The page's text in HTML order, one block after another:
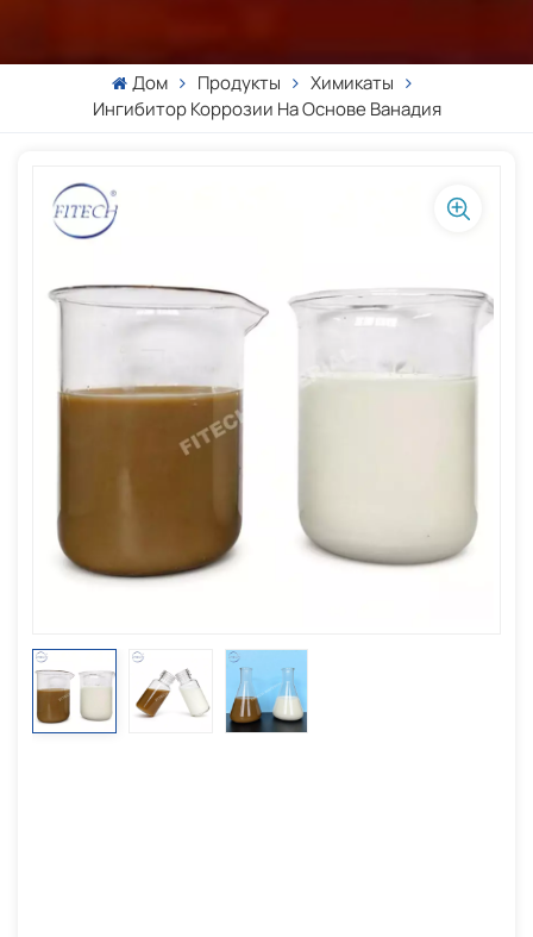
Дом Продукты
Химикаты
Ингибитор Коррозии На Основе Ванадия